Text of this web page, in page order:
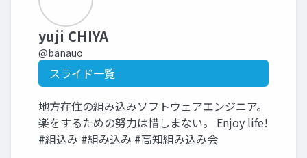
yuji CHIYA
@banauo
スライド一覧
地方在住の組み込みソフトウェアエンジニア。
楽をするための努力は惜しまない。 Enjoy life!
#組込み #組み込み #高知組み込み会